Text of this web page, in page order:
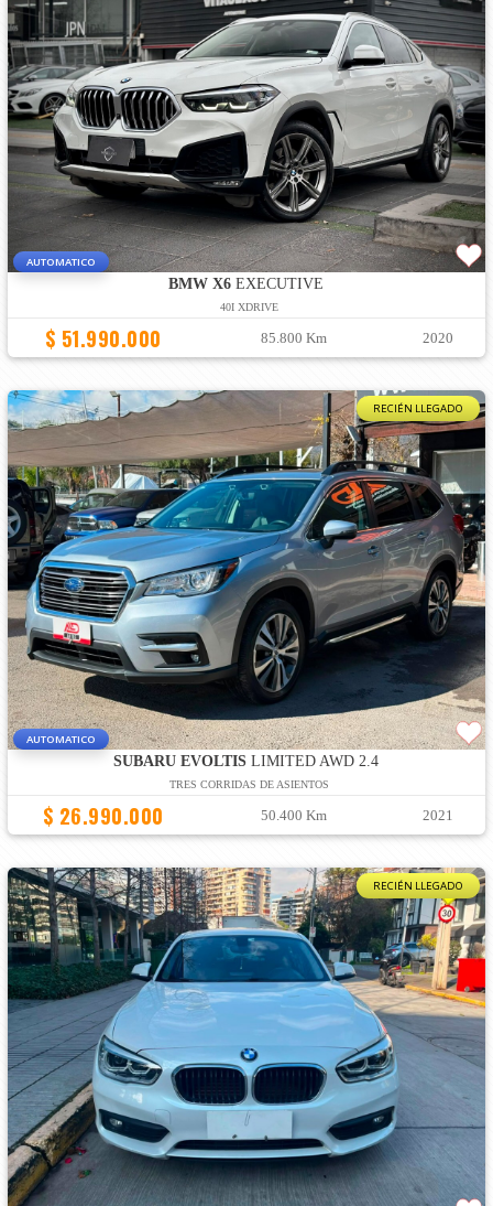
AUTOMATICO
BMW X6 EXECUTIVE
40I XDRIVE
$ 51.990.000 85.800 Km 2020
RECIÉN LLEGADO
AUTOMATICO
SUBARU EVOLTIS LIMITED AWD 2.4
TRES CORRIDAS DE ASIENTOS
$ 26.990.000 50.400 Km 2021
RECIÉN LLEGADO